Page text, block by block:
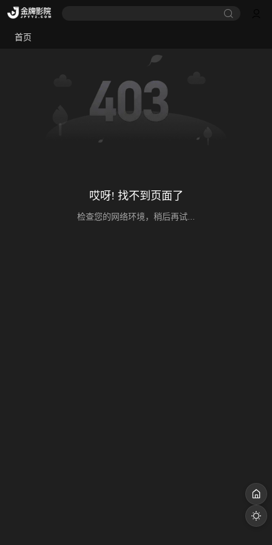
首页
哎呀! 找不到页面了
检查您的网络环境，稍后再试...